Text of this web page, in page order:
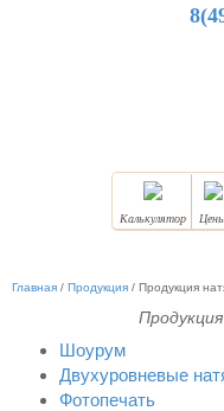
Калькулятор
Главная / Продукция / Продукция
Шоурум
Двухуровневые
Фотопечать